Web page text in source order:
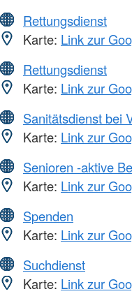
Rettungsdienst
Karte: Link zur
Rettungsdienst
Karte: Link zur
Sanitätsdienst bei
Karte: Link zur
Senioren -aktive
Karte: Link zur
Spenden
Karte: Link zur
Suchdienst
Karte: Link zur